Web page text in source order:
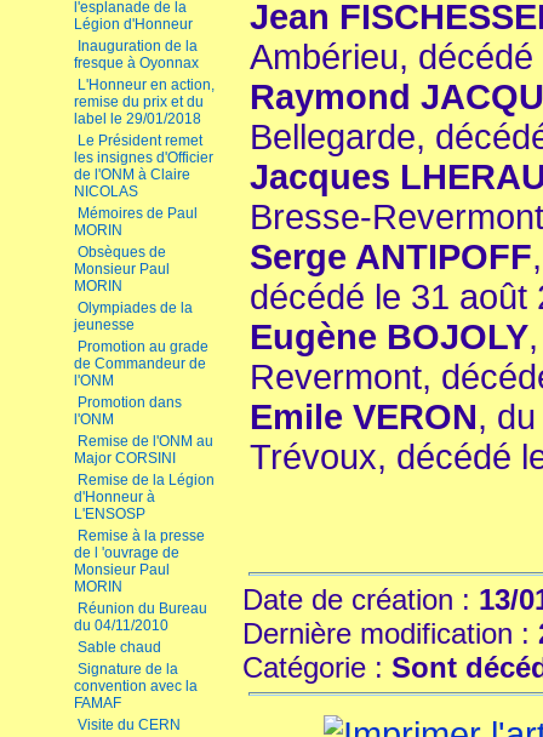
l'esplanade de la
Légion d'Honneur
Inauguration de la
fresque à Oyonnax
L'Honneur en action,
remise du prix et du
label le 29/01/2018
Le Président remet
les insignes d'Officier
de l'ONM à Claire
NICOLAS
Mémoires de Paul
MORIN
Obsèques de
Monsieur Paul
MORIN
Olympiades de la
jeunesse
Promotion au grade
de Commandeur de
l'ONM
Promotion dans
l'ONM
Remise de l'ONM au
Major CORSINI
Remise de la Légion
d'Honneur à
L'ENSOSP
Remise à la presse
de l 'ouvrage de
Monsieur Paul
MORIN
Réunion du Bureau
du 04/11/2010
Sable chaud
Signature de la
convention avec la
FAMAF
Visite du CERN
Jean
Ambérieu,
Raymond
Bellegarde,
Jacques
Bresse-Revermont
Serge ANTIPOFF
décédé le 31 août
Eugène BOJOLY
Revermont,
Emile VERON,
Trévoux, décédé
Date de création : 13/
Dernière modification :
Catégorie : Sont